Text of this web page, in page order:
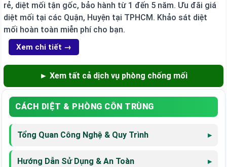
rẻ, diệt mối tận gốc, bảo hành từ 1 đến 5 năm. Ưu đãi giá
diệt mối tại các Quận, Huyện tại TPHCM. Khảo sát diệt
mối hoàn toàn miễn phí cho bạn.
Xem chi tiết →
► Xem tất cả dịch vụ phòng chống mối
CÁCH DIỆT & PHÒNG CÔN TRÙNG
Tổng Quan Công Nghệ & Quy Trình
Hướng Dẫn Sử Dụng & An Toàn